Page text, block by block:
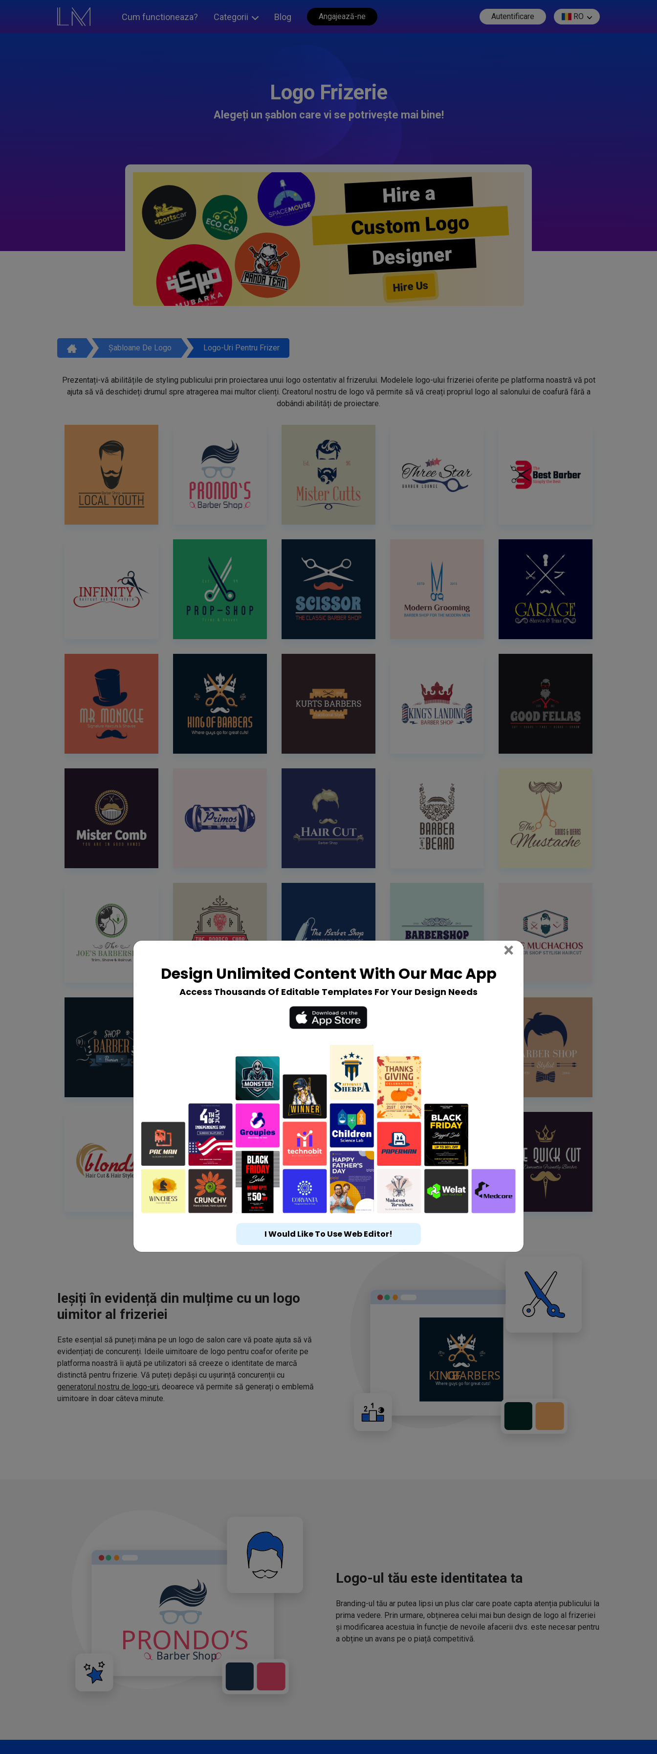
Cum functioneaza? Categorii Blog Angajează-ne Autentificare RO
Logo Frizerie
Alegeți un șablon care vi se potrivește mai bine!
Hire a
Custom Logo
Designer
Hire Us
Șabloane De Logo Logo-Uri Pentru Frizer
Prezentați-vă abilitățile de styling publicului prin proiectarea unui logo ostentativ al frizerului. Modelele logo-ului frizeriei oferite pe platforma noastră vă pot
ajuta să vă deschideți drumul spre atragerea mai multor clienți. Creatorul nostru de logo vă permite să vă creați propriul logo al salonului de coafură fără a
dobândi abilități de proiectare.
Ieșiți în evidență din mulțime cu un logo
uimitor al frizeriei
Este esențial să puneți mâna pe un logo de salon care vă poate ajuta să vă
evidențiați de concurenți. Ideile uimitoare de logo pentru coafor oferite pe
platforma noastră îi ajută pe utilizatori să creeze o identitate de marcă
distinctă pentru frizerie. Vă puteți depăși cu ușurință concurenții cu
generatorul nostru de logo-uri, deoarece vă permite să generați o emblemă
uimitoare în doar câteva minute.
Logo-ul tău este identitatea ta
Branding-ul tău ar putea lipsi un plus clar care poate capta atenția publicului la
prima vedere. Prin urmare, obținerea celui mai bun design de logo al frizeriei
și modificarea acestuia în funcție de nevoile afacerii dvs. este necesar pentru
a obține un avans pe o piață competitivă.
Design Unlimited Content With Our Mac App
Access Thousands Of Editable Templates For Your Design Needs
× Close
I Would Like To Use Web Editor!